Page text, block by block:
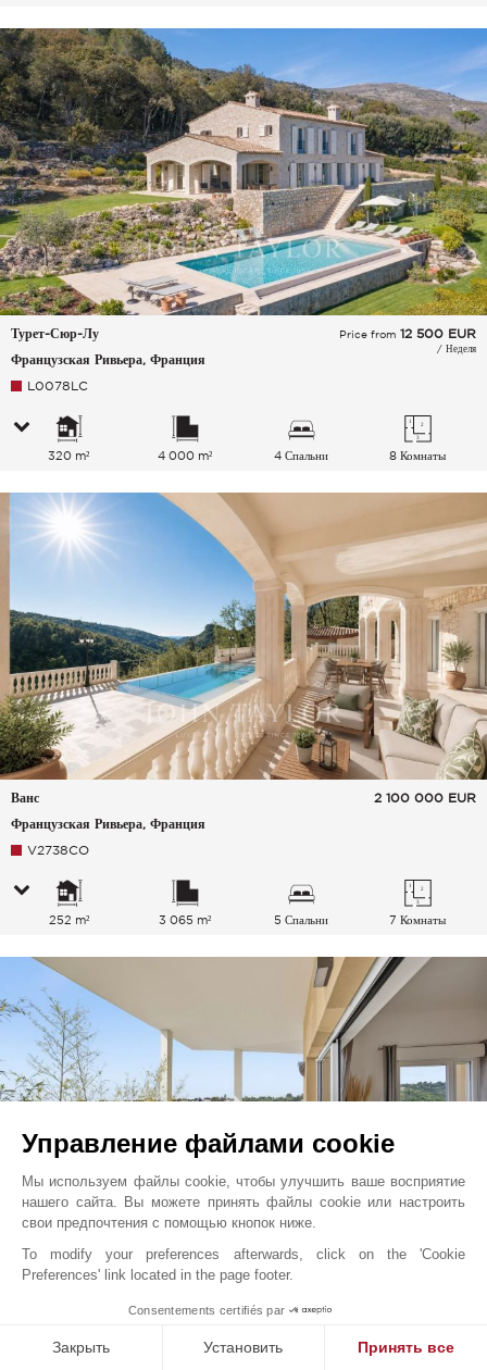
Турет-Сюр-Лу
Французская Ривьера, Франция
Price from 12 500 EUR
/ Неделя
L0078LC
320 m² 4 000 m² 4 Спальни 8 Комнаты
Ванс
Французская Ривьера, Франция
2 100 000 EUR
V2738CO
252 m² 3 065 m² 5 Спальни 7 Комнаты
Вильнев-Лубе
535 000 EUR
Управление файлами cookie
Мы используем файлы cookie, чтобы улучшить ваше восприятие
нашего сайта. Вы можете принять файлы cookie или настроить
свои предпочтения с помощью кнопок ниже.
To modify your preferences afterwards, click on the 'Cookie
Preferences' link located in the page footer.
Consentements certifiés par
Закрыть Установить Принять все